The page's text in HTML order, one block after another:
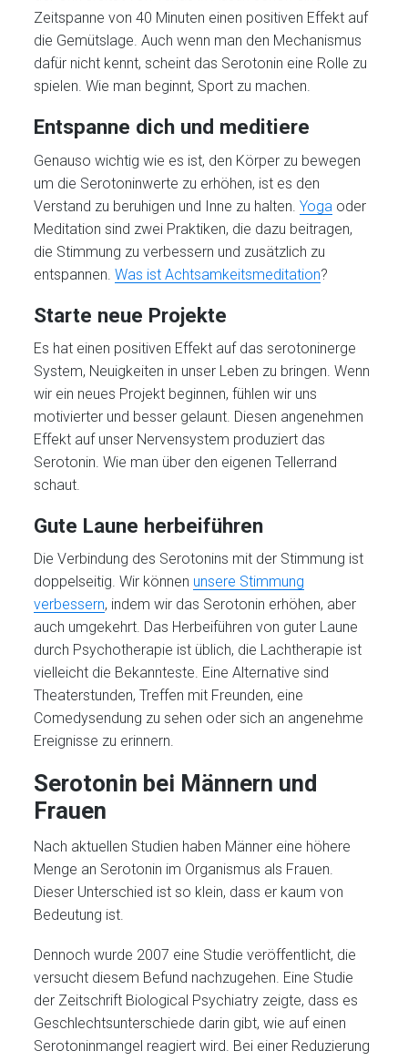
Zeitspanne von 40 Minuten einen positiven Effekt auf
die Gemütslage. Auch wenn man den Mechanismus
dafür nicht kennt, scheint das Serotonin eine Rolle zu
spielen. Wie man beginnt, Sport zu machen.
Entspanne dich und meditiere
Genauso wichtig wie es ist, den Körper zu bewegen
um die Serotoninwerte zu erhöhen, ist es den
Verstand zu beruhigen und Inne zu halten.Yoga oder
Meditation sind zwei Praktiken, die dazu beitragen,
die Stimmung zu verbessern und zusätzlich zu
entspannen.Was ist Achtsamkeitsmeditation?
Starte neue Projekte
Es hat einen positiven Effekt auf das serotoninerge
System, Neuigkeiten in unser Leben zu bringen. Wenn
wir ein neues Projekt beginnen, fühlen wir uns
motivierter und besser gelaunt. Diesen angenehmen
Effekt auf unser Nervensystem produziert das
Serotonin. Wie man über den eigenen Tellerrand
schaut.
Gute Laune herbeiführen
Die Verbindung des Serotonins mit der Stimmung ist
doppelseitig. Wir können unsere Stimmung
verbessern, indem wir das Serotonin erhöhen, aber
auch umgekehrt. Das Herbeiführen von guter Laune
durch Psychotherapie ist üblich, die Lachtherapie ist
vielleicht die Bekannteste. Eine Alternative sind
Theaterstunden, Treffen mit Freunden, eine
Comedysendung zu sehen oder sich an angenehme
Ereignisse zu erinnern.
Serotonin bei Männern und
Frauen
Nach aktuellen Studien haben Männer eine höhere
Menge an Serotonin im Organismus als Frauen.
Dieser Unterschied ist so klein, dass er kaum von
Bedeutung ist.
Dennoch wurde 2007 eine Studie veröffentlicht, die
versucht diesem Befund nachzugehen. Eine Studie
der Zeitschrift Biological Psychiatry zeigte, dass es
Geschlechtsunterschiede darin gibt, wie auf einen
Serotoninmangel reagiert wird. Bei einer Reduzierung